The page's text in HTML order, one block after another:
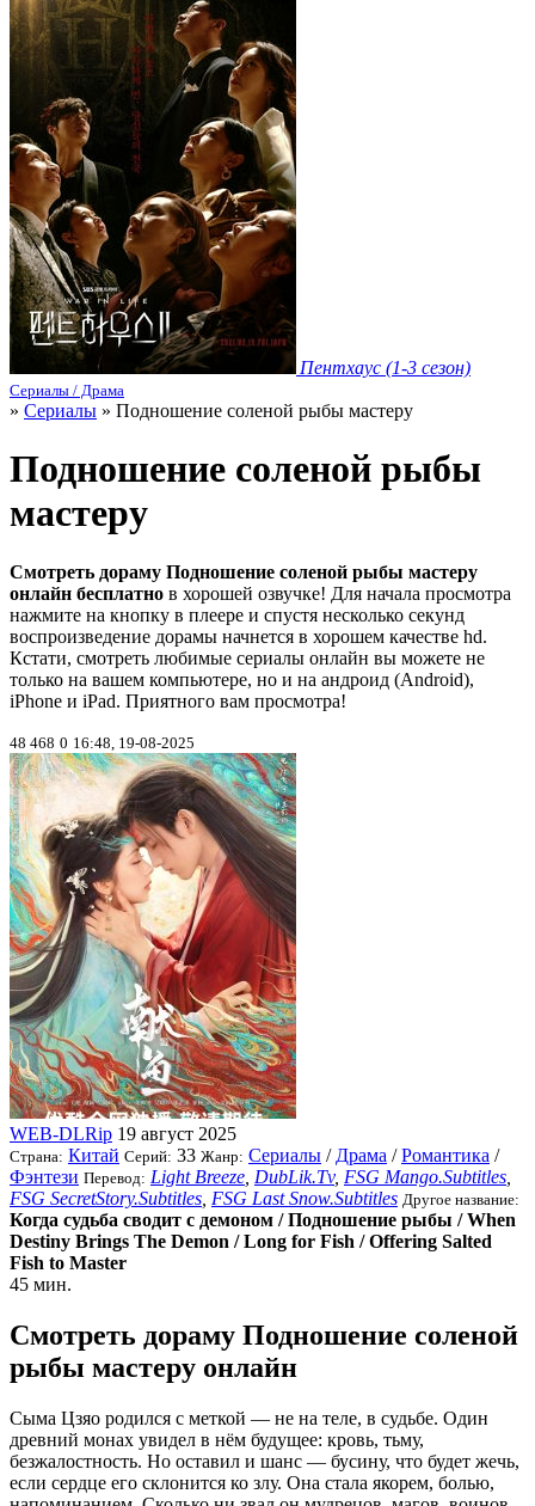
Пентхаус (1-3 сезон)
Сериалы / Драма
» Сериалы » Подношение соленой рыбы мастеру
Подношение соленой рыбы
мастеру
Смотреть дораму Подношение соленой рыбы мастеру
онлайн бесплатно в хорошей озвучке! Для начала просмотра
нажмите на кнопку в плеере и спустя несколько секунд
воспроизведение дорамы начнется в хорошем качестве hd.
Кстати, смотреть любимые сериалы онлайн вы можете не
только на вашем компьютере, но и на андроид (Android),
iPhone и iPad. Приятного вам просмотра!
48 468 0 16:48, 19-08-2025
WEB-DLRip 19 август 2025
Страна: Китай Серий: 33 Жанр: Сериалы / Драма /Романтика /
Фэнтези Перевод: Light Breeze DubLik.Tv, FSG Mango.Subtitles
FSG SecretStory.Subtitles FSG Last Snow.Subtitles Другое название:
Когда судьба сводит с демоном / Подношение рыбы / When
Destiny Brings The Demon / Long for Fish / Offering Salted
Fish to Master
45 мин.
Смотреть дораму Подношение соленой
рыбы мастеру онлайн
Сыма Цзяо родился с меткой — не на теле, в судьбе. Один
древний монах увидел в нём будущее: кровь, тьму,
безжалостность. Но оставил и шанс — бусину, что будет жечь,
если сердце его склонится ко злу. Она стала якорем, болью,